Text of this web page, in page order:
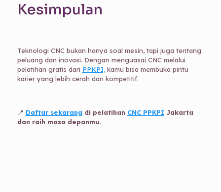
Kesimpulan
Teknologi CNC bukan hanya soal mesin, tapi juga tentang
peluang dan inovasi. Dengan menguasai CNC melalui
pelatihan gratis dari PPKPI,kamu bisa membuka pintu
karier yang lebih cerah dan kompetitif.
📍 Daftar sekarangdi pelatihan CNC PPKPI Jakarta
dan raih masa depanmu.